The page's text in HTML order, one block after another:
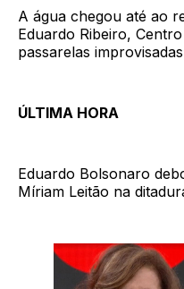
A água chegou até ao
Eduardo Ribeiro,
passarelas
ÚLTIMA HORA
Eduardo Bolsonaro
Míriam Leitão na